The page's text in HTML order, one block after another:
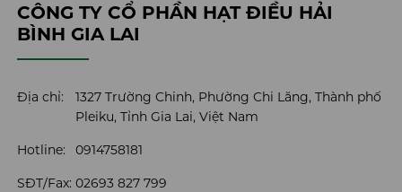
CÔNG TY CỔ PHẦN HẠT ĐIỀU HẢI
BÌNH GIA LAI
Địa chỉ:
1327 Trường Chinh, Phường Chi Lăng, Thành phố
Pleiku, Tỉnh Gia Lai, Việt Nam
Hotline: 0914758181
SĐT/Fax: 02693 827 799